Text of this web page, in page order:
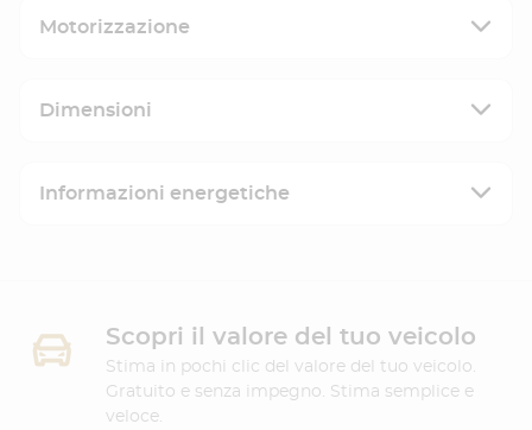
Motorizzazione
Dimensioni
Informazioni energetiche
Scopri il valore del tuo veicolo
Stima in pochi clic del valore del tuo veicolo.
Gratuito e senza impegno. Stima semplice e
veloce.